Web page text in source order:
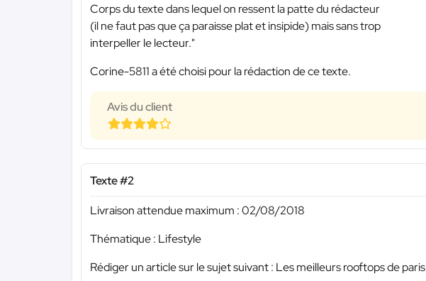
Corps du texte dans lequel on ressent la patte du rédacteur
(il ne faut pas que ça paraisse plat et insipide) mais sans trop
interpeller le lecteur."
Corine-5811 a été choisi pour la rédaction de ce texte.
Avis du client
Texte #2
Livraison attendue maximum : 02/08/2018
Thématique : Lifestyle
Rédiger un article sur le sujet suivant : Les meilleurs rooftops de paris